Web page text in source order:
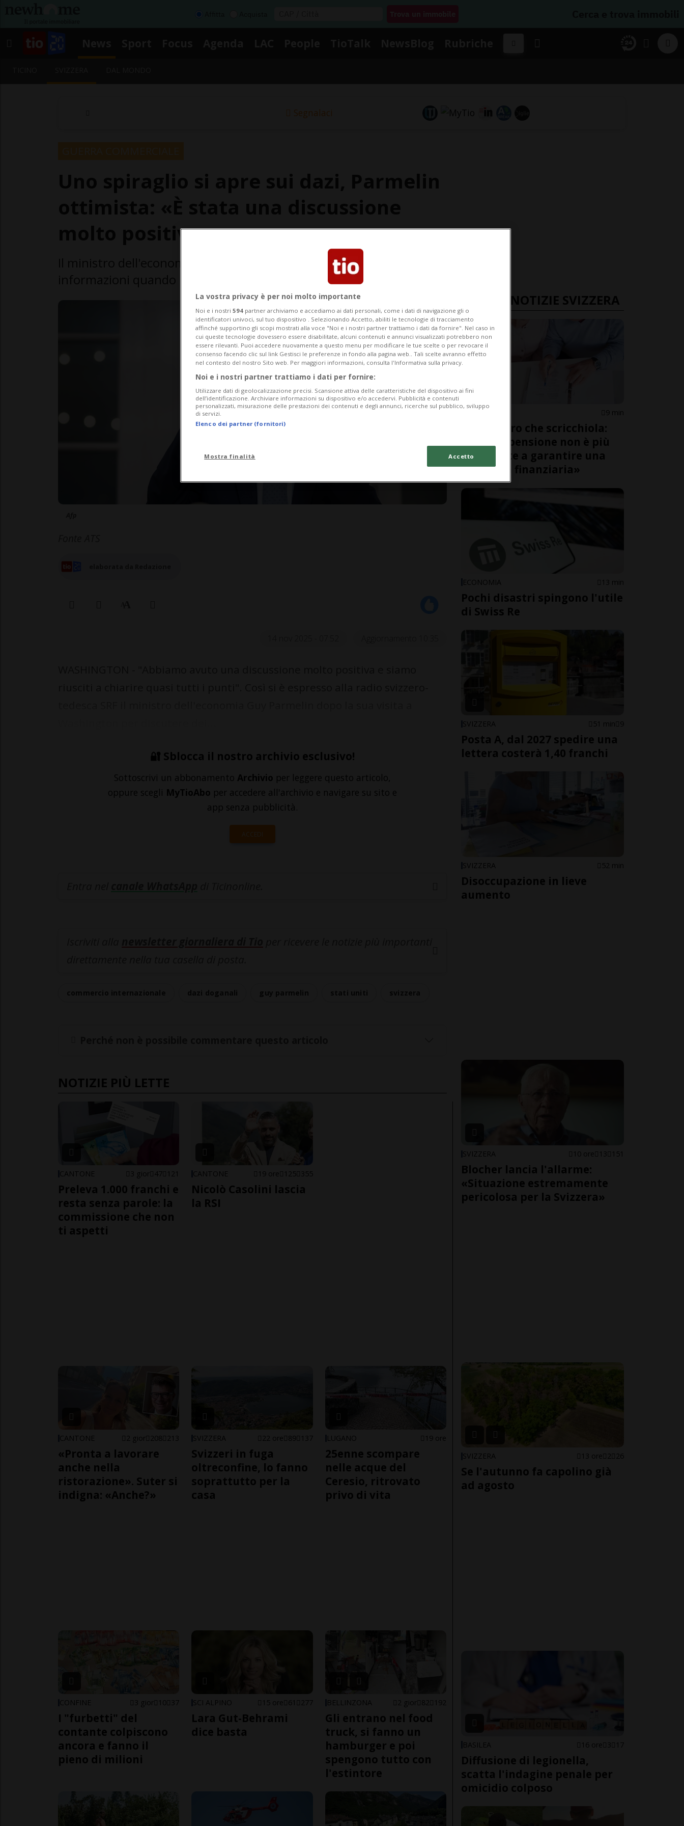
Segnalaci
molto positiva»
Il ministro dell'economia ha detto poco. Verranno rilasciate ulteriori
informazioni quando la situazione sarà più chiara.
🔐 Sblocca il nostro archivio esclusivo!
Sottoscrivi un abbonamento Archivio per leggere questo articolo,
oppure scegli MyTioAbo per accedere all'archivio e navigare su sito e
app senza pubblicità.
ACCEDI
NOTIZIE PIÙ LETTE
CANTONE 3 gior 47 121
Preleva 1.000 franchi e
resta senza parole: la
commissione che non
ti aspetti
CANTONE 19 ore 125 355
Nicolò Casolini lascia
la RSI
CANTONE 2 gior 208 213
«Pronta a lavorare
anche nella
ristorazione». Suter si
indigna: «Anche?»
SVIZZERA 22 ore 89 137
Svizzeri in fuga
oltreconfine, lo fanno
soprattutto per la
casa
LUGANO 19 ore
25enne scompare
nelle acque del
Ceresio, ritrovato
privo di vita
CONFINE 3 gior 10 37
I "furbetti" del
contante colpiscono
ancora e fanno il
pieno di milioni
SCI ALPINO 15 ore 61 277
Lara Gut-Behrami
dice basta
BELLINZONA 2 gior 82 192
Gli entrano nel food
truck, si fanno un
hamburger e poi
spengono tutto con
l'estintore
ULTIME NOTIZIE SVIZZERA
SVIZZERA 9 min
Un pilastro che scricchiola:
«Oggi la pensione non è più
sufficiente a garantire una
sicurezza finanziaria»
ECONOMIA 13 min
Pochi disastri spingono l'utile
di Swiss Re
SVIZZERA 51 min 9
Posta A, dal 2027 spedire una
lettera costerà 1,40 franchi
SVIZZERA 52 min
Disoccupazione in lieve
aumento
SVIZZERA 10 ore 13 151
Blocher lancia l'allarme:
«Situazione estremamente
pericolosa per la Svizzera»
SVIZZERA 13 ore 2 26
Se l'autunno fa capolino già
ad agosto
BASILEA 16 ore 3 17
Diffusione di legionella,
scatta l'indagine penale per
omicidio colposo
La vostra privacy è per noi molto importante
Noi e i nostri 594 partner archiviamo e accediamo ai dati personali, come i dati di navigazione gli o
identificatori univoci, sul tuo dispositivo . Selezionando Accetto, abiliti le tecnologie di tracciamento
affinché supportino gli scopi mostrati alla voce "Noi e i nostri partner trattiamo i dati da fornire". Nel caso in
cui queste tecnologie dovessero essere disabilitate, alcuni contenuti e annunci visualizzati potrebbero non
essere rilevanti. Puoi accedere nuovamente a questo menu per modificare le tue scelte o per revocare il
consenso facendo clic sul link Gestisci le preferenze in fondo alla pagina web.. Tali scelte avranno effetto
nel contesto del nostro Sito web. Per maggiori informazioni, consulta l'Informativa sulla privacy.
Noi e i nostri partner trattiamo i dati per fornire:
Utilizzare dati di geolocalizzazione precisi. Scansione attiva delle caratteristiche del dispositivo ai fini
dell’identificazione. Archiviare informazioni su dispositivo e/o accedervi. Pubblicità e contenuti
personalizzati, misurazione delle prestazioni dei contenuti e degli annunci, ricerche sul pubblico, sviluppo
di servizi.
Elenco dei partner (fornitori)
Mostra finalità Accetto